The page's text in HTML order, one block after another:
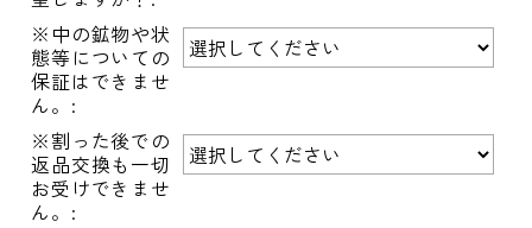
※中の鉱物や状
態等についての
保証はできませ
ん。:
※割った後での
返品交換も一切
お受けできませ
ん。: